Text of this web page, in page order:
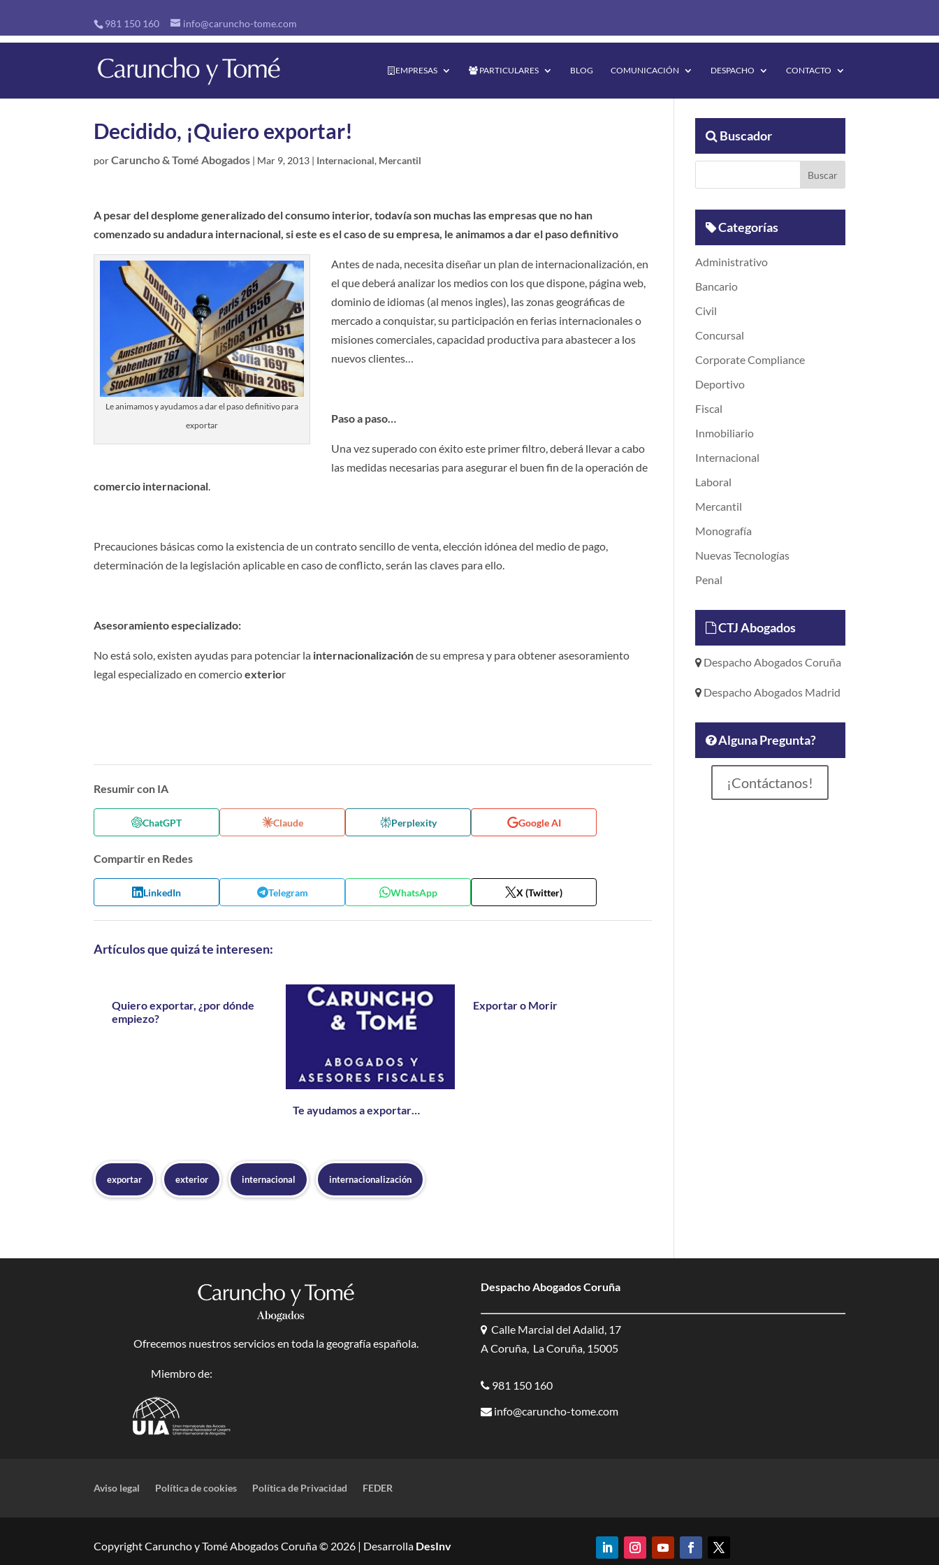
981 150 160 info@caruncho-tome.com
EMPRESAS PARTICULARES BLOG COMUNICACIÓN DESPACHO CONTACTO
Decidido, ¡Quiero exportar!
porCaruncho & Tomé Abogados | Mar 9, 2013 | Internacional, Mercantil
A pesar del desplome generalizado del consumo interior, todavía son muchas las empresas que no han
comenzado su andadura internacional, si este es el caso de su empresa, le animamos a dar el paso definitivo
Le animamos y ayudamos a dar el paso definitivo para
exportar
Antes de nada, necesita diseñar un plan de internacionalización, en
el que deberá analizar los medios con los que dispone, página web,
dominio de idiomas (al menos ingles), las zonas geográficas de
mercado a conquistar, su participación en ferias internacionales o
misiones comerciales, capacidad productiva para abastecer a los
nuevos clientes…
Paso a paso…
Una vez superado con éxito este primer filtro, deberá llevar a cabo
las medidas necesarias para asegurar el buen fin de la operación de
comercio internacional.
Precauciones básicas como la existencia de un contrato sencillo de venta, elección idónea del medio de pago,
determinación de la legislación aplicable en caso de conflicto, serán las claves para ello.
Asesoramiento especializado:
No está solo, existen ayudas para potenciar la internacionalizaciónde su empresa y para obtener asesoramiento
legal especializado en comercioexterior
Resumir con IA
ChatGPT Claude Perplexity Google AI
Compartir en Redes
LinkedIn Telegram WhatsApp X (Twitter)
Artículos que quizá te interesen:
Quiero exportar, ¿por dónde
empiezo?
Te ayudamos a exportar…
Exportar o Morir
exportar exterior internacional internacionalización
Buscador
Categorías
Administrativo
Bancario
Civil
Concursal
Corporate Compliance
Deportivo
Fiscal
Inmobiliario
Internacional
Laboral
Mercantil
Monografía
Nuevas Tecnologías
Penal
CTJ Abogados
Despacho Abogados Coruña
Despacho Abogados Madrid
Alguna Pregunta?
¡Contáctanos!
Ofrecemos nuestros servicios en toda la geografía española.
Miembro de:
Despacho Abogados Coruña
Calle Marcial del Adalid, 17
A Coruña, La Coruña, 15005
981 150 160
info@caruncho-tome.com
Aviso legal Política de cookies Política de Privacidad FEDER
Copyright Caruncho y Tomé Abogados Coruña © 2026 | Desarrolla DesInv